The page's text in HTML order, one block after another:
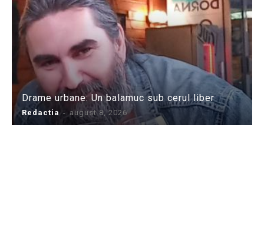
Drame urbane: Un balamuc sub cerul liber
Redactia - august 8, 2026